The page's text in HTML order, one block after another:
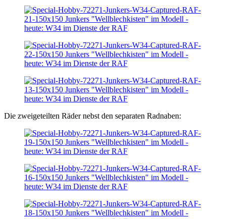
Die zweigeteilten Räder nebst den separaten Radnaben: